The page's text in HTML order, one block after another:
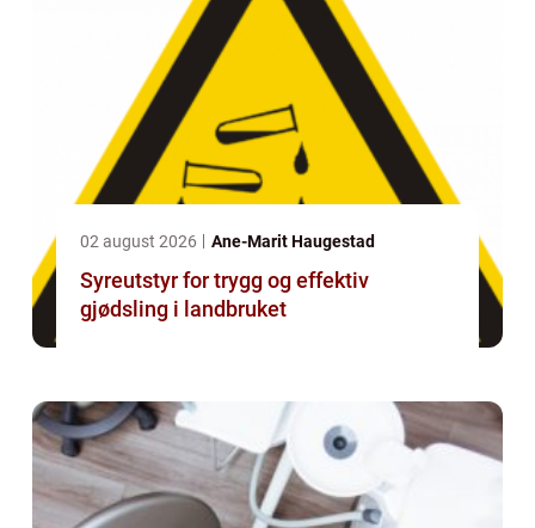
02 august 2026 Ane-Marit Haugestad
Syreutstyr for trygg og effektiv
gjødsling i landbruket